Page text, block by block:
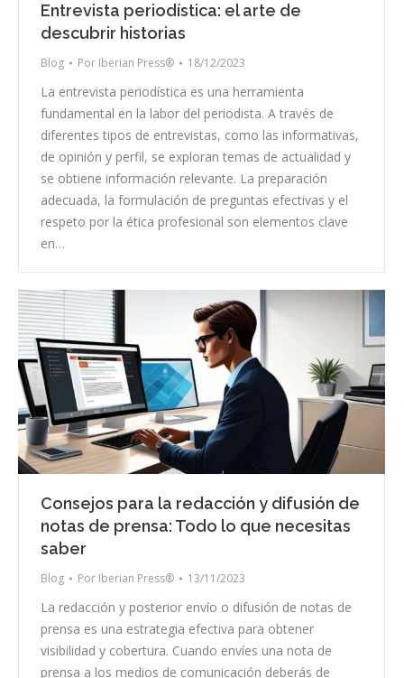
Entrevista periodística: el arte de
descubrir historias
Blog Por Iberian Press® 18/12/2023
La entrevista periodística es una herramienta
fundamental en la labor del periodista. A través de
diferentes tipos de entrevistas, como las informativas,
de opinión y perfil, se exploran temas de actualidad y
se obtiene información relevante. La preparación
adecuada, la formulación de preguntas efectivas y el
respeto por la ética profesional son elementos clave
en…
Consejos para la redacción y difusión de
notas de prensa: Todo lo que necesitas
saber
Blog Por Iberian Press® 13/11/2023
La redacción y posterior envío o difusión de notas de
prensa es una estrategia efectiva para obtener
visibilidad y cobertura. Cuando envíes una nota de
prensa a los medios de comunicación deberás de